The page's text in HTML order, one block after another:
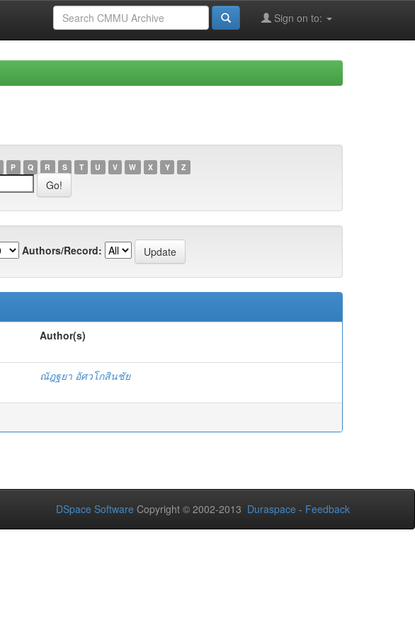
Sign on to:
P Q R S T U V W X Y Z
Authors/Record:
Author(s)
ณัฎฐยา อัศวโกสินชัย
DSpace Software Copyright © 2002-2013 Duraspace - Feedback